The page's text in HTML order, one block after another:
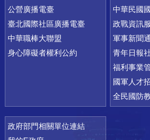
公營廣播電臺
臺北國際社區廣播電臺
中華職棒大聯盟
身心障礙者權利公約
中華民國
政戰資訊
軍事新聞
青年日報
福利事業
國軍人才
全民國防
政府部門相關單位連結